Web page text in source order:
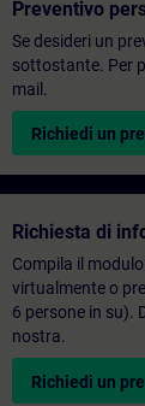
Preventivo
Se desideri un
sottostante. Per
mail.
Richiedi un
Richiesta di
Compila il
virtualmente o
6 persone in su).
nostra.
Richiedi un